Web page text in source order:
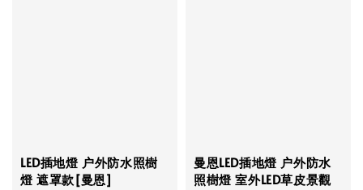
LED插地燈 户外防水照樹
燈 遮罩款[曼恩]
曼恩LED插地燈 户外防水
照樹燈 室外LED草皮景觀